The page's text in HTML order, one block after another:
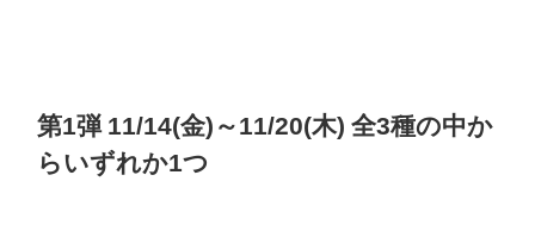
第1弾 11/14(金)～11/20(木) 全3種の中か
らいずれか1つ